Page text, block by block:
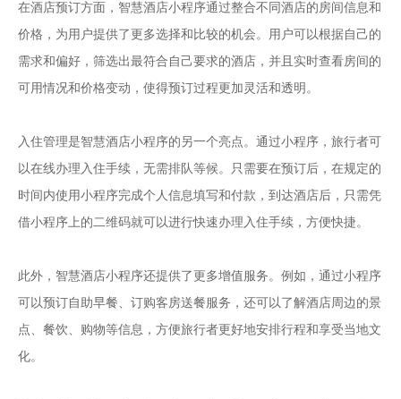
在酒店预订方面，智慧酒店小程序通过整合不同酒店的房间信息和
价格，为用户提供了更多选择和比较的机会。用户可以根据自己的
需求和偏好，筛选出最符合自己要求的酒店，并且实时查看房间的
可用情况和价格变动，使得预订过程更加灵活和透明。
入住管理是智慧酒店小程序的另一个亮点。通过小程序，旅行者可
以在线办理入住手续，无需排队等候。只需要在预订后，在规定的
时间内使用小程序完成个人信息填写和付款，到达酒店后，只需凭
借小程序上的二维码就可以进行快速办理入住手续，方便快捷。
此外，智慧酒店小程序还提供了更多增值服务。例如，通过小程序
可以预订自助早餐、订购客房送餐服务，还可以了解酒店周边的景
点、餐饮、购物等信息，方便旅行者更好地安排行程和享受当地文
化。